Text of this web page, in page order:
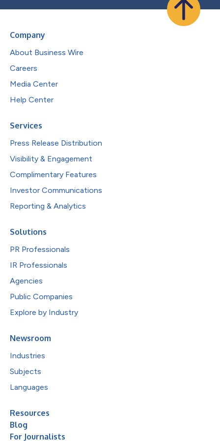
Company
About Business Wire
Careers
Media Center
Help Center
Services
Press Release Distribution
Visibility & Engagement
Complimentary Features
Investor Communications
Reporting & Analytics
Solutions
PR Professionals
IR Professionals
Agencies
Public Companies
Explore by Industry
Newsroom
Industries
Subjects
Languages
Resources
Blog
For Journalists